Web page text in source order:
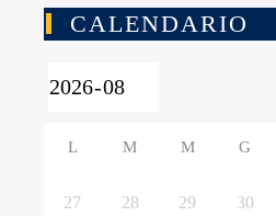
CALENDARIO
L M M G
27 28 29 30